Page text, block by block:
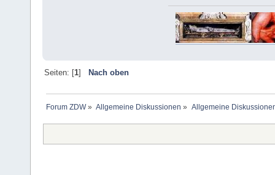
Seiten: [1] Nach oben
Forum ZDW» Allgemeine Diskussionen » Allgemeine